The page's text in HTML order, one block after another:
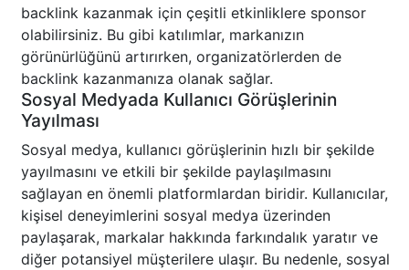
backlink kazanmak için çeşitli etkinliklere sponsor
olabilirsiniz. Bu gibi katılımlar, markanızın
görünürlüğünü artırırken, organizatörlerden de
backlink kazanmanıza olanak sağlar.
Sosyal Medyada Kullanıcı Görüşlerinin
Yayılması
Sosyal medya, kullanıcı görüşlerinin hızlı bir şekilde
yayılmasını ve etkili bir şekilde paylaşılmasını
sağlayan en önemli platformlardan biridir. Kullanıcılar,
kişisel deneyimlerini sosyal medya üzerinden
paylaşarak, markalar hakkında farkındalık yaratır ve
diğer potansiyel müşterilere ulaşır. Bu nedenle, sosyal